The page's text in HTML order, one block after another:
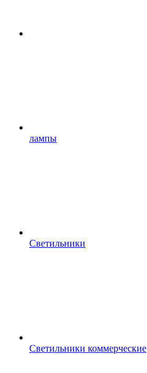
лампы
Светильники
Светильники коммерческие